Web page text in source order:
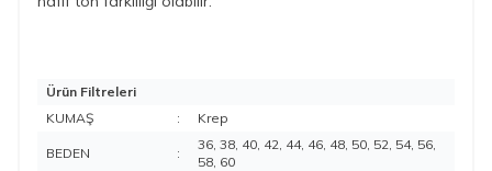
Ürün Filtreleri
KUMAŞ
: Krep
BEDEN :
36, 38, 40, 42, 44, 46, 48, 50, 52, 54, 56,
58, 60